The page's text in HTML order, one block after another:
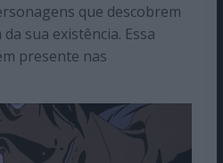
que descobrem
sua existência. Essa
presente nas